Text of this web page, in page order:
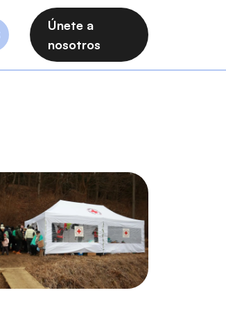
Únete a
nosotros